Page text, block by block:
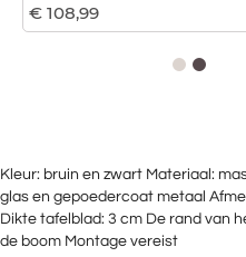
€ 108,99
Kleur: bruin en zwart Materiaal:
glas en gepoedercoat metaal
Dikte tafelblad: 3 cm De rand van
de boom Montage vereist